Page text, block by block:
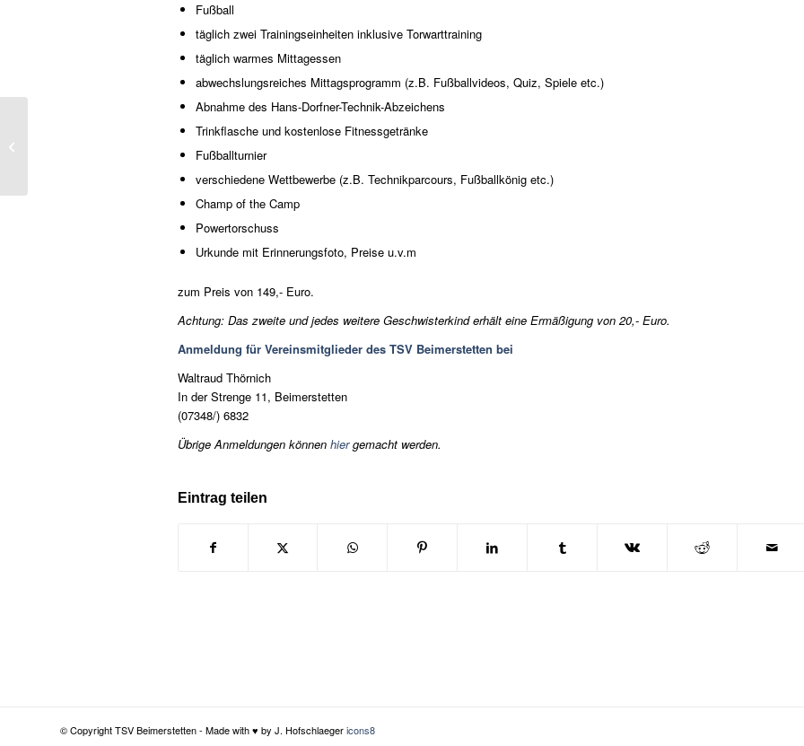
Fußball
täglich zwei Trainingseinheiten inklusive Torwarttraining
täglich warmes Mittagessen
abwechslungsreiches Mittagsprogramm (z.B. Fußballvideos, Quiz, Spiele etc.)
Abnahme des Hans-Dorfner-Technik-Abzeichens
Trinkflasche und kostenlose Fitnessgetränke
Fußballturnier
verschiedene Wettbewerbe (z.B. Technikparcours, Fußballkönig etc.)
Champ of the Camp
Powertorschuss
Urkunde mit Erinnerungsfoto, Preise u.v.m
zum Preis von 149,- Euro.
Achtung: Das zweite und jedes weitere Geschwisterkind erhält eine Ermäßigung von 20,- Euro.
Anmeldung für Vereinsmitglieder des TSV Beimerstetten bei
Waltraud Thörnich
In der Strenge 11, Beimerstetten
(07348/) 6832
Übrige Anmeldungen können hiergemacht werden.
Eintrag teilen
© Copyright TSV Beimerstetten - Made with ♥ by J. Hofschlaegericons8